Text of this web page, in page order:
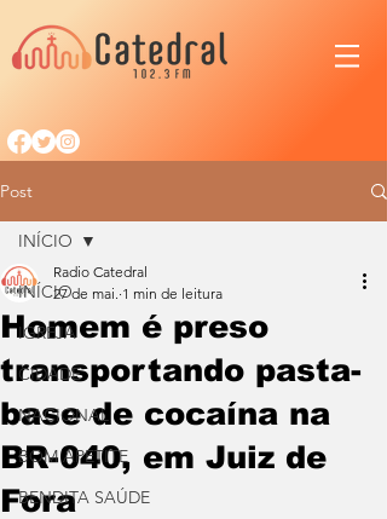
Post
INÍCIO
IGREJA
CIDADE
NACIONAL
BOM APETITE
BENDITA SAÚDE
INÍCIO
Homem é preso
transportando pasta-
base de cocaína na
BR-040, em Juiz de
Fora
Radio Catedral
27 de mai. 1 min de leitura